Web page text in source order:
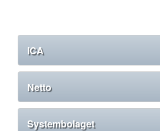
ICA
Netto
Systembolaget